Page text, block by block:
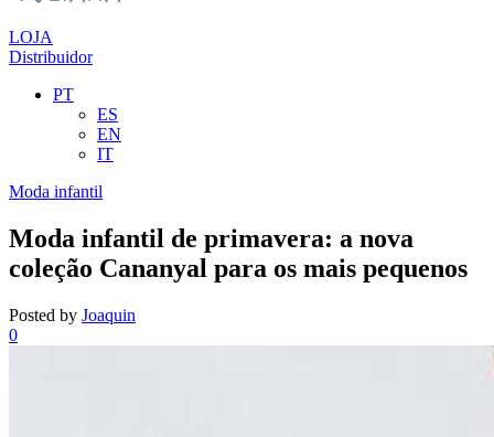
LOJA
Distribuidor
PT
ES
EN
IT
Moda infantil
Moda infantil de primavera: a nova
coleção Cananyal para os mais pequenos
Posted by Joaquin
0